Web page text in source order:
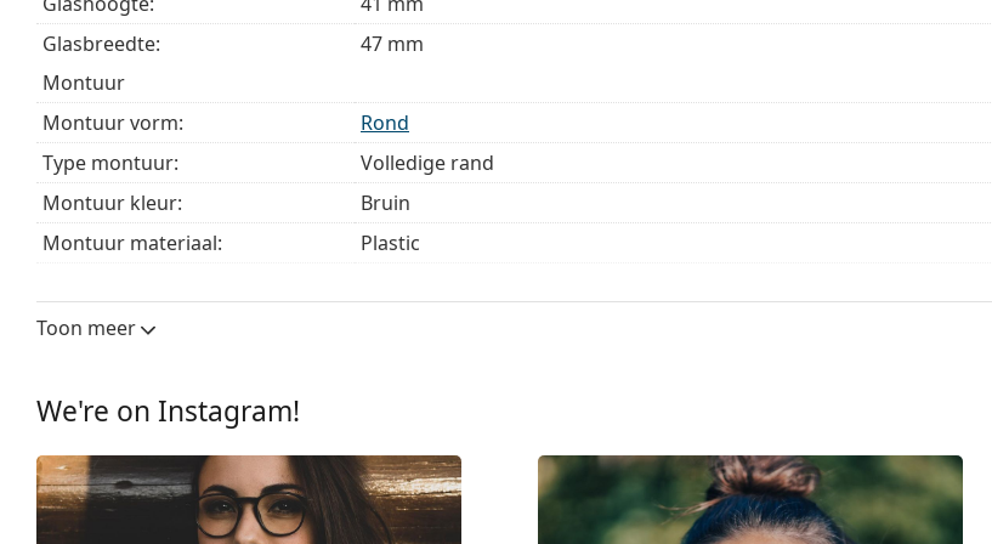
bij het kiezen.
Het is een medisch hulpmiddel. Lees de instructies voor gebruik.
Glasbreedte:
47 mm
montuur
Montuur vorm:
Rond
Type montuur:
Volledige rand
Montuur kleur:
Bruin
Montuur materiaal:
Plastic
Breedte:
Breedte brug:
Verstelbare neus-pads:
No
Verende scharnier:
Ja
Toon meer
We're on Instagram!